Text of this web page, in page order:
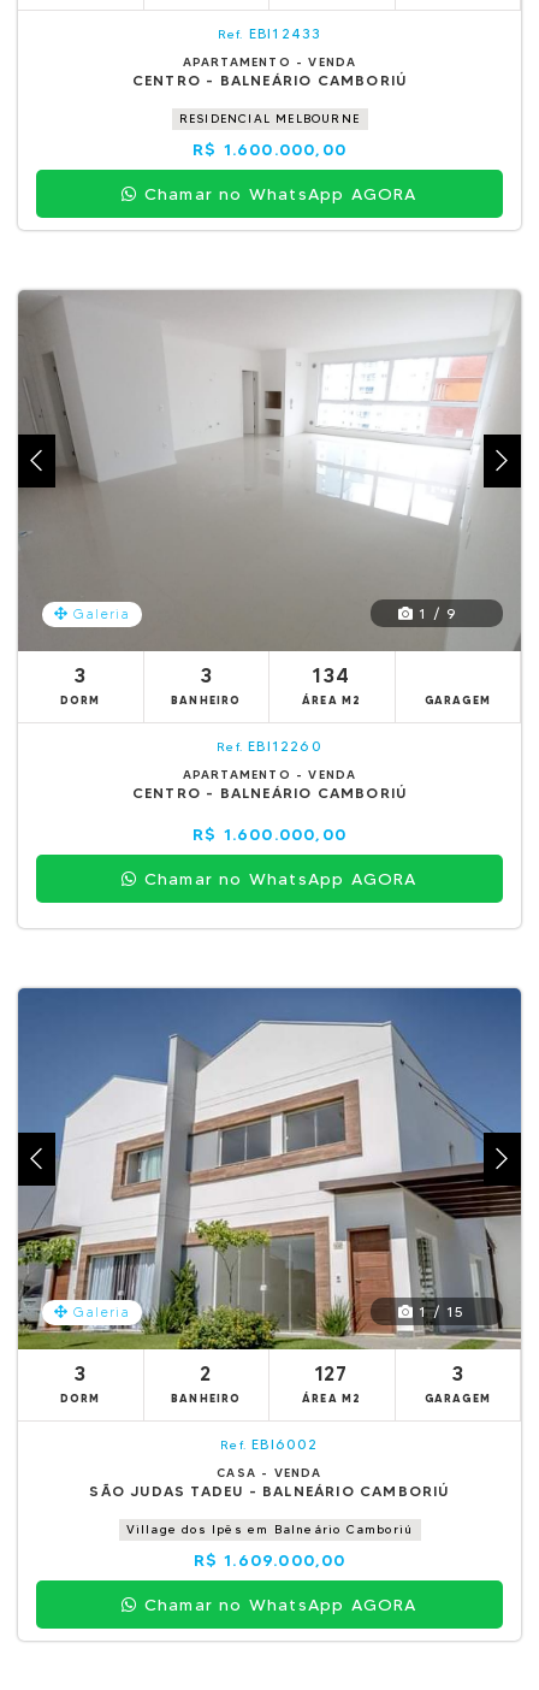
Ref. EBI12433
APARTAMENTO - VENDA
CENTRO - BALNEÁRIO CAMBORIÚ
RESIDENCIAL MELBOURNE
R$ 1.600.000,00
Chamar no WhatsApp AGORA
Galeria 1 / 9
3
DORM
3
BANHEIRO
134
ÁREA M2 GARAGEM
Ref. EBI12260
APARTAMENTO - VENDA
CENTRO - BALNEÁRIO CAMBORIÚ
R$ 1.600.000,00
Chamar no WhatsApp AGORA
Galeria 1 / 15
3
DORM
2
BANHEIRO
127
ÁREA M2
3
GARAGEM
Ref. EBI6002
CASA - VENDA
SÃO JUDAS TADEU - BALNEÁRIO CAMBORIÚ
Village dos Ipês em Balneário Camboriú
R$ 1.609.000,00
Chamar no WhatsApp AGORA